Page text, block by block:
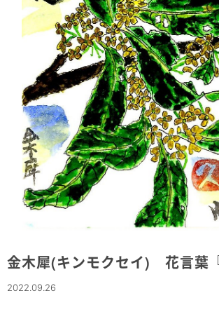
金木犀(キンモクセイ) 花言葉『
2022.09.26